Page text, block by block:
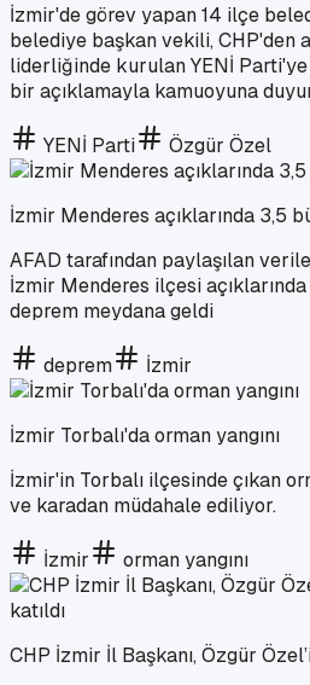
İzmir'de görev yapan 14 ilçe
belediye başkan vekili, CHP'den
liderliğinde kurulan YENİ Parti'ye
bir açıklamayla kamuoyuna
YENİ Parti Özgür Özel
İzmir Menderes açıklarında 3,5
AFAD tarafından paylaşılan
İzmir Menderes ilçesi
deprem meydana geldi
deprem İzmir
İzmir Torbalı'da orman yangını
İzmir'in Torbalı ilçesinde çıkan
ve karadan müdahale ediliyor.
İzmir orman yangını
CHP İzmir İl Başkanı, Özgür